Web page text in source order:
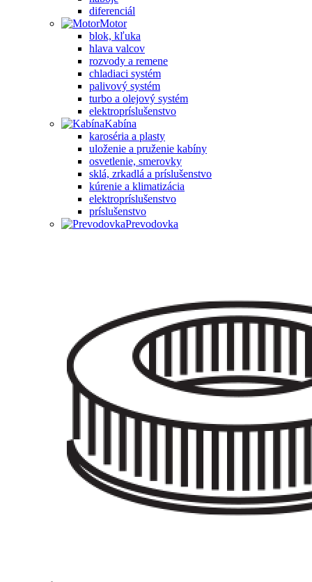
diferenciál
Motor
blok, kľuka
hlava valcov
rozvody a remene
chladiaci systém
palivový systém
turbo a olejový systém
elektropríslušenstvo
Kabína
karoséria a plasty
uloženie a pruženie kabíny
osvetlenie, smerovky
sklá, zrkadlá a príslušenstvo
kúrenie a klimatizácia
elektropríslušenstvo
príslušenstvo
Prevodovka